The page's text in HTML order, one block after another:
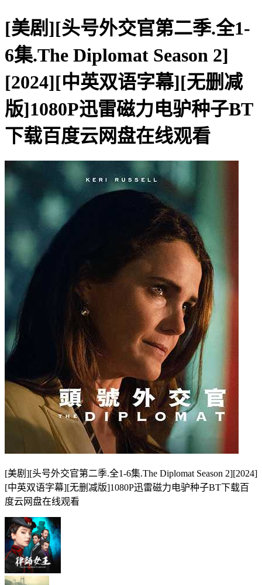
[美剧][头号外交官第二季.全1-
6集.The Diplomat Season 2]
[2024][中英双语字幕][无删减
版]1080P迅雷磁力电驴种子BT
下载百度云网盘在线观看
[美剧][头号外交官第二季.全1-6集.The Diplomat Season 2][2024]
[中英双语字幕][无删减版]1080P迅雷磁力电驴种子BT下载百
度云网盘在线观看